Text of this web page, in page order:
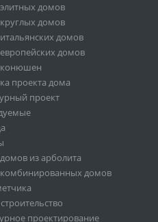
домов
домов
домов
домов
проекта дома
проект
из арболита
домов
проектирование